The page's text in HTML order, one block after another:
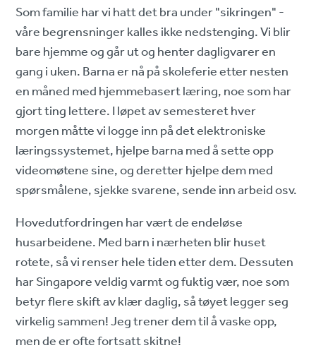
Som familie har vi hatt det bra under "sikringen" -
våre begrensninger kalles ikke nedstenging. Vi blir
bare hjemme og går ut og henter dagligvarer en
gang i uken. Barna er nå på skoleferie etter nesten
en måned med hjemmebasert læring, noe som har
gjort ting lettere. I løpet av semesteret hver
morgen måtte vi logge inn på det elektroniske
læringssystemet, hjelpe barna med å sette opp
videomøtene sine, og deretter hjelpe dem med
spørsmålene, sjekke svarene, sende inn arbeid osv.
Hovedutfordringen har vært de endeløse
husarbeidene. Med barn i nærheten blir huset
rotete, så vi renser hele tiden etter dem. Dessuten
har Singapore veldig varmt og fuktig vær, noe som
betyr flere skift av klær daglig, så tøyet legger seg
virkelig sammen! Jeg trener dem til å vaske opp,
men de er ofte fortsatt skitne!